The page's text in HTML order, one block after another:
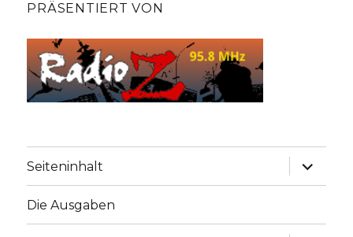
PRÄSENTIERT VON
Seiteninhalt
Die Ausgaben